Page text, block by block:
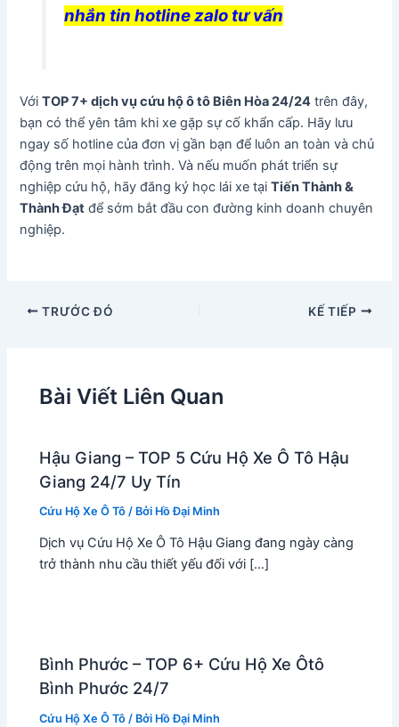
nhắn tin hotline zalo tư vấn
VớiTOP 7+ dịch vụ cứu hộ ô tô Biên Hòa 24/24 trên đây,
bạn có thể yên tâm khi xe gặp sự cố khẩn cấp. Hãy lưu
ngay số hotline của đơn vị gần bạn để luôn an toàn và chủ
động trên mọi hành trình. Và nếu muốn phát triển sự
nghiệp cứu hộ, hãy đăng ký học lái xe tạiTiến Thành &
Thành Đạt để sớm bắt đầu con đường kinh doanh chuyên
nghiệp.
TRƯỚC ĐÓ KẾ TIẾP
Bài Viết Liên Quan
Hậu Giang – TOP 5 Cứu Hộ Xe Ô Tô Hậu
Giang 24/7 Uy Tín
Cứu Hộ Xe Ô Tô / Bởi Hồ Đại Minh
Dịch vụ Cứu Hộ Xe Ô Tô Hậu Giang đang ngày càng
trở thành nhu cầu thiết yếu đối với […]
Bình Phước – TOP 6+ Cứu Hộ Xe Ôtô
Bình Phước 24/7
Cứu Hộ Xe Ô Tô / Bởi Hồ Đại Minh